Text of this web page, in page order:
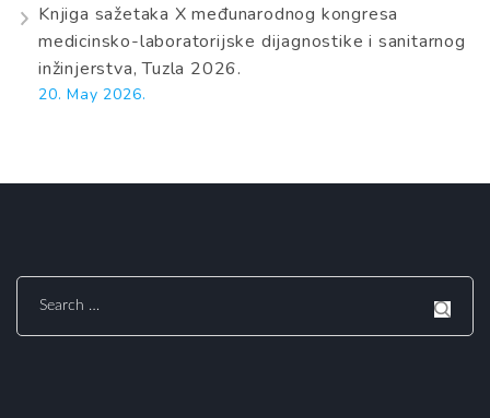
Knjiga sažetaka X međunarodnog kongresa
medicinsko-laboratorijske dijagnostike i sanitarnog
inžinjerstva, Tuzla 2026.
20. May 2026.
Search
for: